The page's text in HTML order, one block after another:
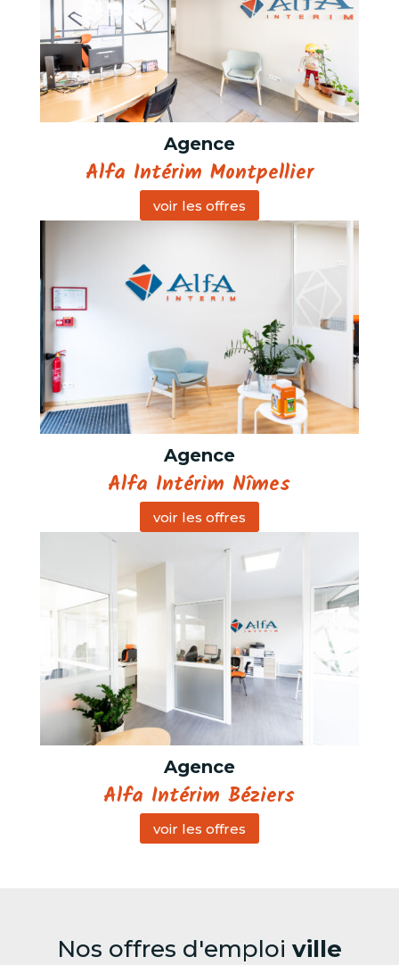
Agence
Alfa Intérim Montpellier
voir les offres
Agence
Alfa Intérim Nîmes
voir les offres
Agence
Alfa Intérim Béziers
voir les offres
Nos offres d'emploi ville